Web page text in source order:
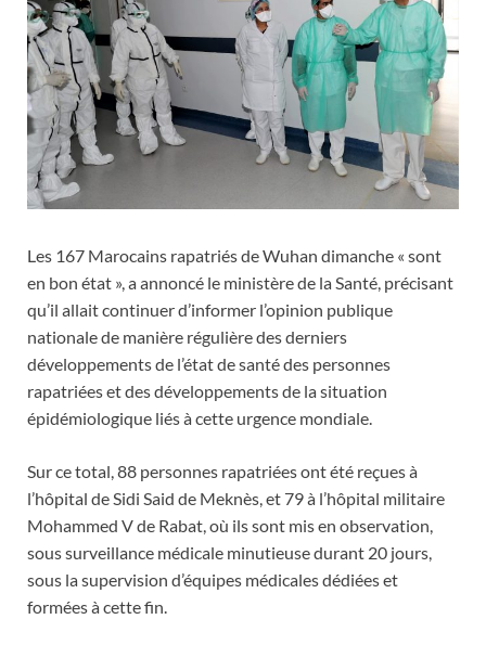
Les 167 Marocains rapatriés de Wuhan dimanche « sont
en bon état », a annoncé le ministère de la Santé, précisant
qu’il allait continuer d’informer l’opinion publique
nationale de manière régulière des derniers
développements de l’état de santé des personnes
rapatriées et des développements de la situation
épidémiologique liés à cette urgence mondiale.
Sur ce total, 88 personnes rapatriées ont été reçues à
l’hôpital de Sidi Said de Meknès, et 79 à l’hôpital militaire
Mohammed V de Rabat, où ils sont mis en observation,
sous surveillance médicale minutieuse durant 20 jours,
sous la supervision d’équipes médicales dédiées et
formées à cette fin.